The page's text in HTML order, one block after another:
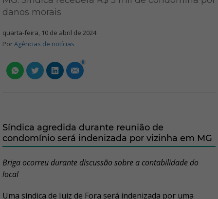
danos morais
quarta-feira, 10 de abril de 2024
PorAgências de notícias
0
Síndica agredida durante reunião de
condomínio será indenizada por vizinha em MG
Briga ocorreu durante discussão sobre a contabilidade do
local
Uma síndica de Juiz de Fora será indenizada por uma